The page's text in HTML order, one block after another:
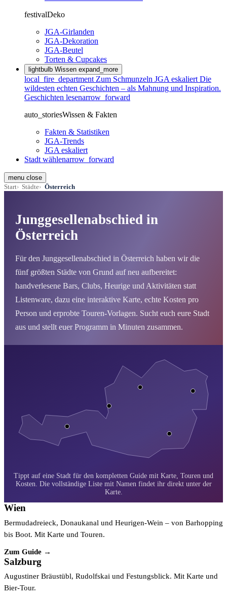
festivalDeko
JGA-Girlanden
JGA-Dekoration
JGA-Beutel
Torten & Cupcakes
lightbulb Wissen expand_more
local_fire_department Zum Schmunzeln JGA eskaliert Die
wildesten echten Geschichten – als Mahnung und Inspiration.
Geschichten lesenarrow_forward
auto_storiesWissen & Fakten
Fakten & Statistiken
JGA-Trends
JGA eskaliert
Stadt wählenarrow_forward
menu close
Start
Städte Österreich
Junggesellenabschied in
Österreich
Für den Junggesellenabschied in Österreich haben wir die
fünf größten Städte von Grund auf neu aufbereitet:
handverlesene Bars, Clubs, Heurige und Aktivitäten statt
Listenware, dazu eine interaktive Karte, echte Kosten pro
Person und erprobte Touren-Vorlagen. Sucht euch eure Stadt
aus und stellt euer Programm in Minuten zusammen.
Tippt auf eine Stadt für den kompletten Guide mit Karte, Touren und
Kosten.
Wien
Bermudadreieck, Donaukanal und Heurigen-Wein – von Barhopping
bis Boot. Mit Karte und Touren.
Zum Guide →
Salzburg
Augustiner Bräustübl, Rudolfskai und Festungsblick. Mit Karte und
Bier-Tour.